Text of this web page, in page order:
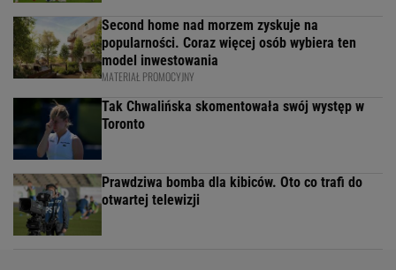
Second home nad morzem zyskuje na
popularności. Coraz więcej osób wybiera ten
model inwestowania
MATERIAŁ PROMOCYJNY
Tak Chwalińska skomentowała swój występ w
Toronto
Prawdziwa bomba dla kibiców. Oto co trafi do
otwartej telewizji